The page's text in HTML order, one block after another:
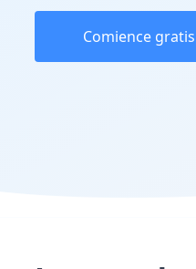
Comience gratis